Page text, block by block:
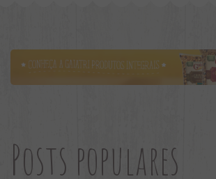
Posts populares